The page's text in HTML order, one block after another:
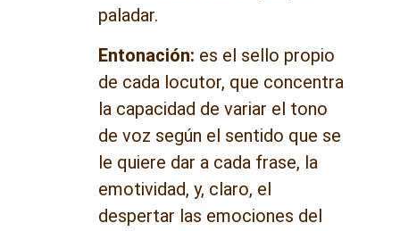
paladar.
Entonación: es el sello propio
de cada locutor, que concentra
la capacidad de variar el tono
de voz según el sentido que se
le quiere dar a cada frase, la
emotividad, y, claro, el
despertar las emociones del